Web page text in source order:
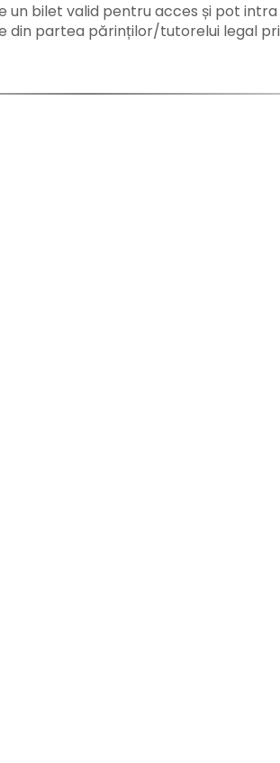
un bilet valid pentru acces și pot
din partea părinților/tutorelui legal